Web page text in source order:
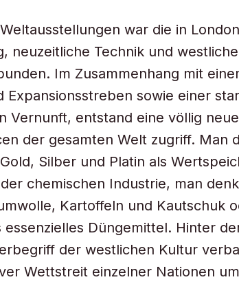
war die in London
neuzeitliche Technik und
Im Zusammenhang mit
Expansionsstreben sowie einer
Vernunft, entstand eine völlig
der gesamten Welt zugriff. Man
Silber und Platin als
chemischen Industrie, man
Kartoffeln und Kautschuk
essenzielles Düngemittel. Hinter
der westlichen Kultur
Wettstreit einzelner Nationen